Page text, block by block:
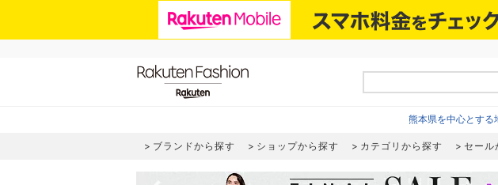
熊本県を中心とする
ブランドから探す ショップから探す カテゴリから探す セール